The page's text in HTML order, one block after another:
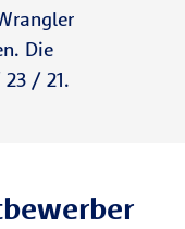
Die
/ 21.